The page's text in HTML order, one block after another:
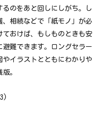
のをあと回しにしがち。し
、相続などで「紙モノ」が必
ておけば、もしものときも安
難できます。ロングセラー
やイラストとともにわかりや
。